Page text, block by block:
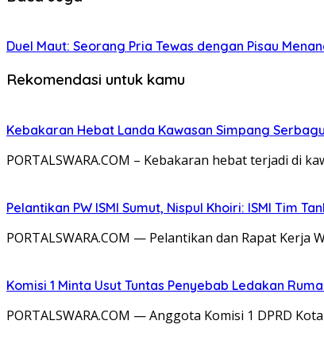
Duel Maut: Seorang Pria Tewas dengan Pisau
Rekomendasi untuk kamu
Kebakaran Hebat Landa Kawasan Simpang
PORTALSWARA.COM – Kebakaran hebat terjadi di
Pelantikan PW ISMI Sumut, Nispul Khoiri: ISMI Tim
PORTALSWARA.COM — Pelantikan dan Rapat
Komisi 1 Minta Usut Tuntas Penyebab Ledakan
PORTALSWARA.COM — Anggota Komisi 1 DPRD